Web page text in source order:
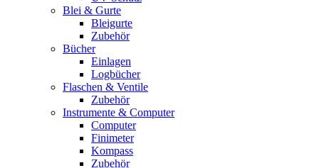
Blei & Gurte
Bleigurte
Zubehör
Bücher
Einlagen
Logbücher
Flaschen & Ventile
Zubehör
Instrumente & Computer
Computer
Finimeter
Kompass
Zubehör